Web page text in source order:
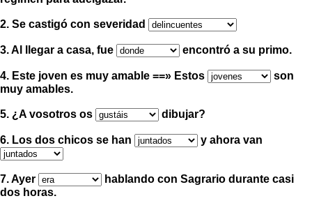
2. Se castigó con severidad
3. Al llegar a casa, fue encontró a su primo.
4. Este joven es muy amable ==» Estos
son
muy amables.
5. ¿A vosotros os dibujar?
6. Los dos chicos se han y ahora van
7. Ayer
hablando con Sagrario durante casi
dos horas.